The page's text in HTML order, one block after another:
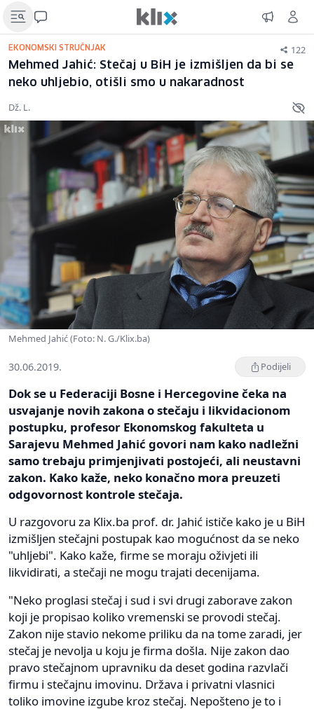
EKONOMSKI STRUČNJAK 122
Mehmed Jahić: Stečaj u BiH je izmišljen da bi se
neko uhljebio, otišli smo u nakaradnost
Dž. L.
Mehmed Jahić (Foto: N. G./Klix.ba)
30.06.2019. Podijeli
Dok se u Federaciji Bosne i Hercegovine čeka na
usvajanje novih zakona o stečaju i likvidacionom
postupku, profesor Ekonomskog fakulteta u
Sarajevu Mehmed Jahić govori nam kako nadležni
samo trebaju primjenjivati postojeći, ali neustavni
zakon. Kako kaže, neko konačno mora preuzeti
odgovornost kontrole stečaja.
U razgovoru za Klix.ba prof. dr. Jahić ističe kako je u BiH
izmišljen stečajni postupak kao mogućnost da se neko
"uhljebi". Kako kaže, firme se moraju oživjeti ili
likvidirati, a stečaji ne mogu trajati decenijama.
"Neko proglasi stečaj i sud i svi drugi zaborave zakon
koji je propisao koliko vremenski se provodi stečaj.
Zakon nije stavio nekome priliku da na tome zaradi, jer
stečaj je nevolja u koju je firma došla. Nije zakon dao
pravo stečajnom upravniku da deset godina razvlači
firmu i stečajnu imovinu. Država i privatni vlasnici
toliko imovine izgube kroz stečaj. Nepošteno je to i